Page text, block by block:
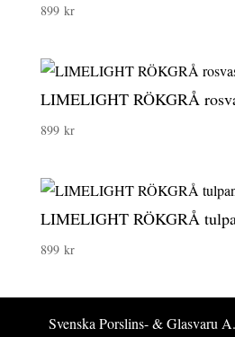
899 kr
LIMELIGHT RÖKGRÅ
899 kr
LIMELIGHT RÖKGRÅ
899 kr
Svenska Porslins- & Glasvaru